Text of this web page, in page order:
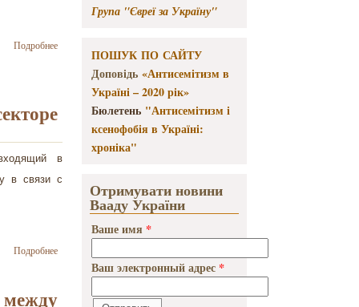
Подробнеео Ваад
Украины
солидарность
с народом
Израиля в
обстрелами с
территории
в
в связи с
Подробнеео Обращение к
мировому
сообществу в связи с
между
Група "Євреї за Україну"
ПОШУК ПО САЙТУ
Доповідь «Антисемітизм в
Україні – 2020 рік»
Бюлетень "Антисемітизм і
ксенофобія в Україні:
хроніка"
Отримувати новини
Вааду України
Ваше имя *
Ваш электронный адрес *